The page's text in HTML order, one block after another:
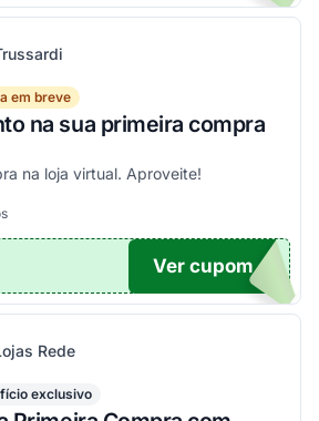
em breve
na sua primeira compra
na loja virtual. Aproveite!
OM10
Ver cupom
Rede
exclusivo